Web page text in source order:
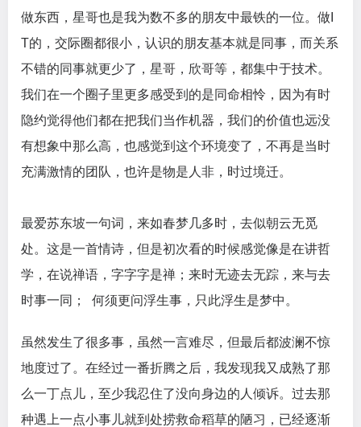
做东西，星哥也是我为数不多的朋友中最铁的一位。做I
T的，交际圈都很小，认识的朋友基本就是同事，而关系
不错的同事就更少了，星哥，欣哥等，都集中于技术。
我们在一个圈子里更多感受到的是同命相怜，因为有时
隐约觉得他们都在把我们当作机器，我们的价值也远没
有想象中那么高，也感觉到这个环境变了，不再是当时
充满激情的团队，也许是物是人非，时过境迁。
最爱苏东坡一句词，来如春梦几多时，去似朝云无觅
处。这是一首情诗，但是初次看的时候感觉像是在讲哲
学，在说禅语，字字字是禅；来时无迹去无踪，来与去
时事一同； 何须更问浮生事，只此浮生是梦中。
虽然发生了很多事，虽然一言难尽，但最后都波澜不惊
地度过了。在经过一番折腾之后，我发现我又成熟了那
么一丁点儿，至少我忍住了没向身边的人倾诉。过去那
种遇上一点小事儿就到处捞救命稻草的陋习，已经逐渐